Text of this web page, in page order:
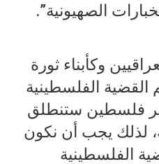
الصهيونية”.
وكأبناء ثورة
الفلسطينية
فلسطين ستنطلق
لذلك يجب أن نكون
الفلسطينية